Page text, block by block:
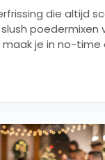
die altijd
poedermixen
maak je in no-time